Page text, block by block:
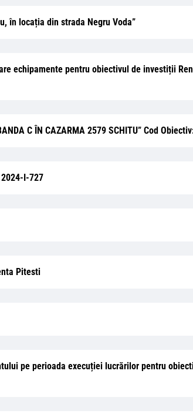
în locația din strada Negru Voda”
echipamente pentru obiectivul de investiții
C ÎN CAZARMA 2579 SCHITU” Cod
I-727
Pitesti
pe perioada execuției lucrărilor pentru